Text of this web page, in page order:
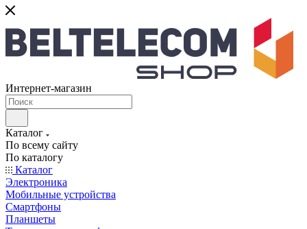
Интернет-магазин
Каталог
По всему сайту
По каталогу
Каталог
Электроника
Мобильные устройства
Смартфоны
Планшеты